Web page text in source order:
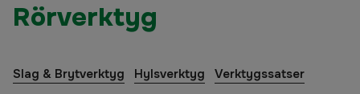
Rörverktyg
Slag & Brytverktyg Hylsverktyg
Verktygssatser